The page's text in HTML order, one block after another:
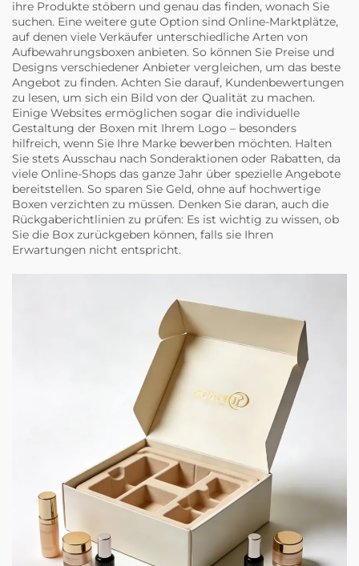
ihre Produkte stöbern und genau das finden, wonach Sie
suchen. Eine weitere gute Option sind Online-Marktplätze,
auf denen viele Verkäufer unterschiedliche Arten von
Aufbewahrungsboxen anbieten. So können Sie Preise und
Designs verschiedener Anbieter vergleichen, um das beste
Angebot zu finden. Achten Sie darauf, Kundenbewertungen
zu lesen, um sich ein Bild von der Qualität zu machen.
Einige Websites ermöglichen sogar die individuelle
Gestaltung der Boxen mit Ihrem Logo – besonders
hilfreich, wenn Sie Ihre Marke bewerben möchten. Halten
Sie stets Ausschau nach Sonderaktionen oder Rabatten, da
viele Online-Shops das ganze Jahr über spezielle Angebote
bereitstellen. So sparen Sie Geld, ohne auf hochwertige
Boxen verzichten zu müssen. Denken Sie daran, auch die
Rückgaberichtlinien zu prüfen: Es ist wichtig zu wissen, ob
Sie die Box zurückgeben können, falls sie Ihren
Erwartungen nicht entspricht.